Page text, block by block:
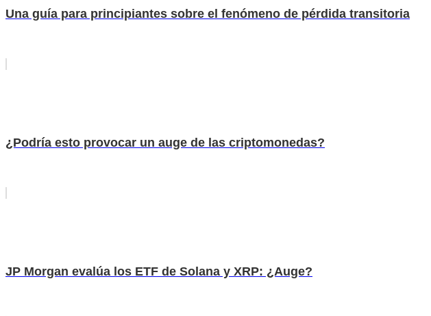
Una guía para principiantes sobre el fenómeno de pérdida transitoria
¿Podría esto provocar un auge de las criptomonedas?
JP Morgan evalúa los ETF de Solana y XRP: ¿Auge?